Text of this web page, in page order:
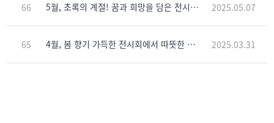
66 5월, 초록의 계절! 꿈과 희망을 담은 전시회로 오세요. 2025.05.07
65 4월, 봄 향기 가득한 전시회에서 따뜻한 시간을 즐겨보세요. 2025.03.31